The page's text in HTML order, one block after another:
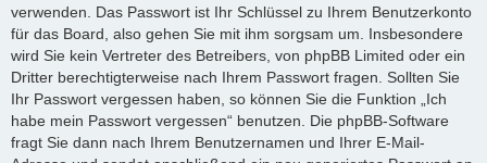
verwenden. Das Passwort ist Ihr Schlüssel zu Ihrem Benutzerkonto
für das Board, also gehen Sie mit ihm sorgsam um. Insbesondere
wird Sie kein Vertreter des Betreibers, von phpBB Limited oder ein
Dritter berechtigterweise nach Ihrem Passwort fragen. Sollten Sie
Ihr Passwort vergessen haben, so können Sie die Funktion „Ich
habe mein Passwort vergessen“ benutzen. Die phpBB-Software
fragt Sie dann nach Ihrem Benutzernamen und Ihrer E-Mail-